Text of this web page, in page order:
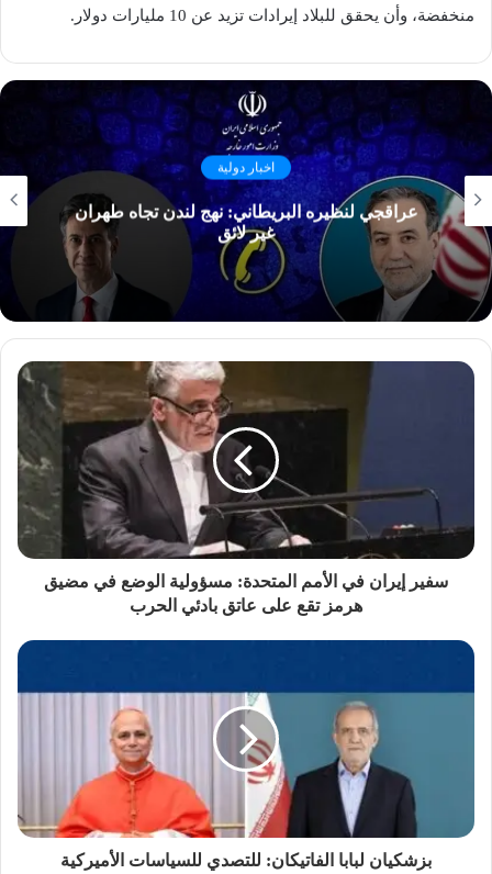
منخفضة، وأن يحقق للبلاد إيرادات تزيد عن 10 مليارات دولار.
اخبار دولية
عراقجي لنظيره البريطاني: نهج لندن تجاه طهران
غير لائق
سفير إيران في الأمم المتحدة: مسؤولية الوضع في مضيق
هرمز تقع على عاتق بادئي الحرب
بزشكيان لبابا الفاتيكان: للتصدي للسياسات الأميركية